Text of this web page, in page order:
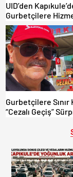
UID’den
Gurbetçilere
Gurbetçilere Sınır
“Cezalı Geçiş”